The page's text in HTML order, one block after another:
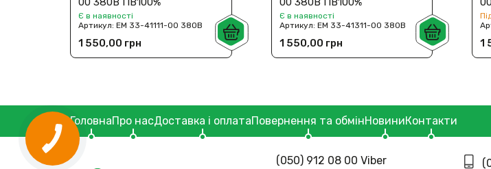
Є в наявності
Артикул:ЕМ 33-41111-00 380В
1 550,00 грн
Є в наявності
Артикул: ЕМ 33-41311-00 380В
1 550,00 грн 1
ГоловнаПро насДоставка і оплатаПовернення та обмінНовиниКонтакти
(050) 912 08 00 Viber